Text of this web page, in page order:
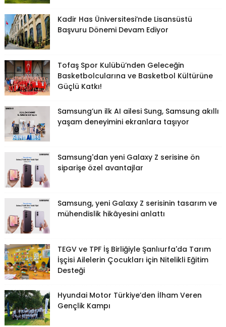
Kadir Has Üniversitesi’nde Lisansüstü
Başvuru Dönemi Devam Ediyor
Tofaş Spor Kulübü’nden Geleceğin
Basketbolcularına ve Basketbol Kültürüne
Güçlü Katkı!
Samsung’un ilk AI ailesi Sung, Samsung akıllı
yaşam deneyimini ekranlara taşıyor
Samsung'dan yeni Galaxy Z serisine ön
siparişe özel avantajlar
Samsung, yeni Galaxy Z serisinin tasarım ve
mühendislik hikâyesini anlattı
TEGV ve TPF İş Birliğiyle Şanlıurfa'da Tarım
İşçisi Ailelerin Çocukları için Nitelikli Eğitim
Desteği
Hyundai Motor Türkiye’den İlham Veren
Gençlik Kampı